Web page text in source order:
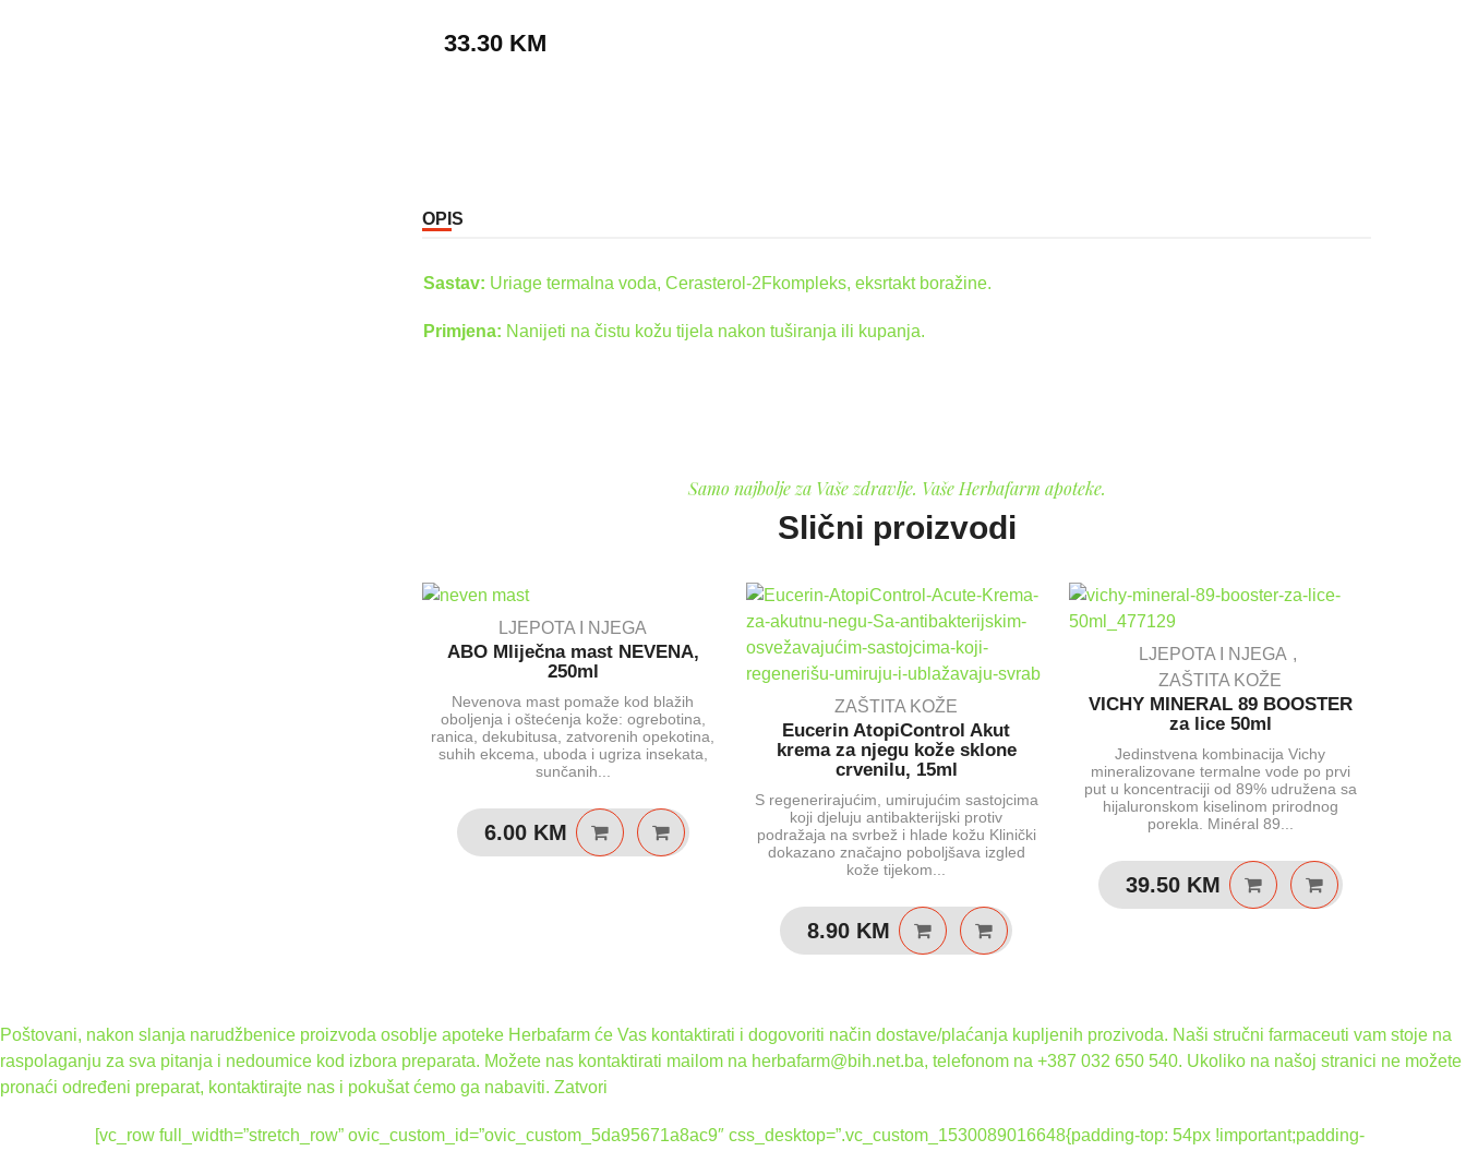
33.30 KM
OPIS
Sastav: Uriage termalna voda, Cerasterol-2Fkompleks, eksrtakt boražine.
Primjena: Nanijeti na čistu kožu tijela nakon tuširanja ili kupanja.
Samo najbolje za Vaše zdravlje. Vaše Herbafarm apoteke.
Slični proizvodi
LJEPOTA I NJEGA
ABO Mliječna mast NEVENA,
250ml
Nevenova mast pomaže kod blažih
oboljenja i oštećenja kože: ogrebotina,
ranica, dekubitusa, zatvorenih opekotina,
suhih ekcema, uboda i ugriza insekata,
sunčanih...
6.00 KM
ZAŠTITA KOŽE
Eucerin AtopiControl Akut
krema za njegu kože sklone
crvenilu, 15ml
S regenerirajućim, umirujućim sastojcima
koji djeluju antibakterijski protiv
podražaja na svrbež i hlade kožu Klinički
dokazano značajno poboljšava izgled
kože tijekom...
8.90 KM
LJEPOTA I NJEGA
ZAŠTITA KOŽE
VICHY MINERAL 89 BOOSTER
za lice 50ml
Jedinstvena kombinacija Vichy
mineralizovane termalne vode po prvi
put u koncentraciji od 89% udružena sa
hijaluronskom kiselinom prirodnog
porekla. Minéral 89...
39.50 KM
Poštovani, nakon slanja narudžbenice proizvoda osoblje apoteke Herbafarm će Vas kontaktirati i dogovoriti način dostave/plaćanja kupljenih prozivoda. Naši stručni farmaceuti vam stoje na
raspolaganju za sva pitanja i nedoumice kod izbora preparata. Možete nas kontaktirati mailom na herbafarm@bih.net.ba, telefonom na +387 032 650 540. Ukoliko na našoj stranici ne možete
pronaći određeni preparat, kontaktirajte nas i pokušat ćemo ga nabaviti. Zatvori
[vc_row full_width=”stretch_row” ovic_custom_id=”ovic_custom_5da95671a8ac9″ css_desktop=”.vc_custom_1530089016648{padding-top: 54px !important;padding-